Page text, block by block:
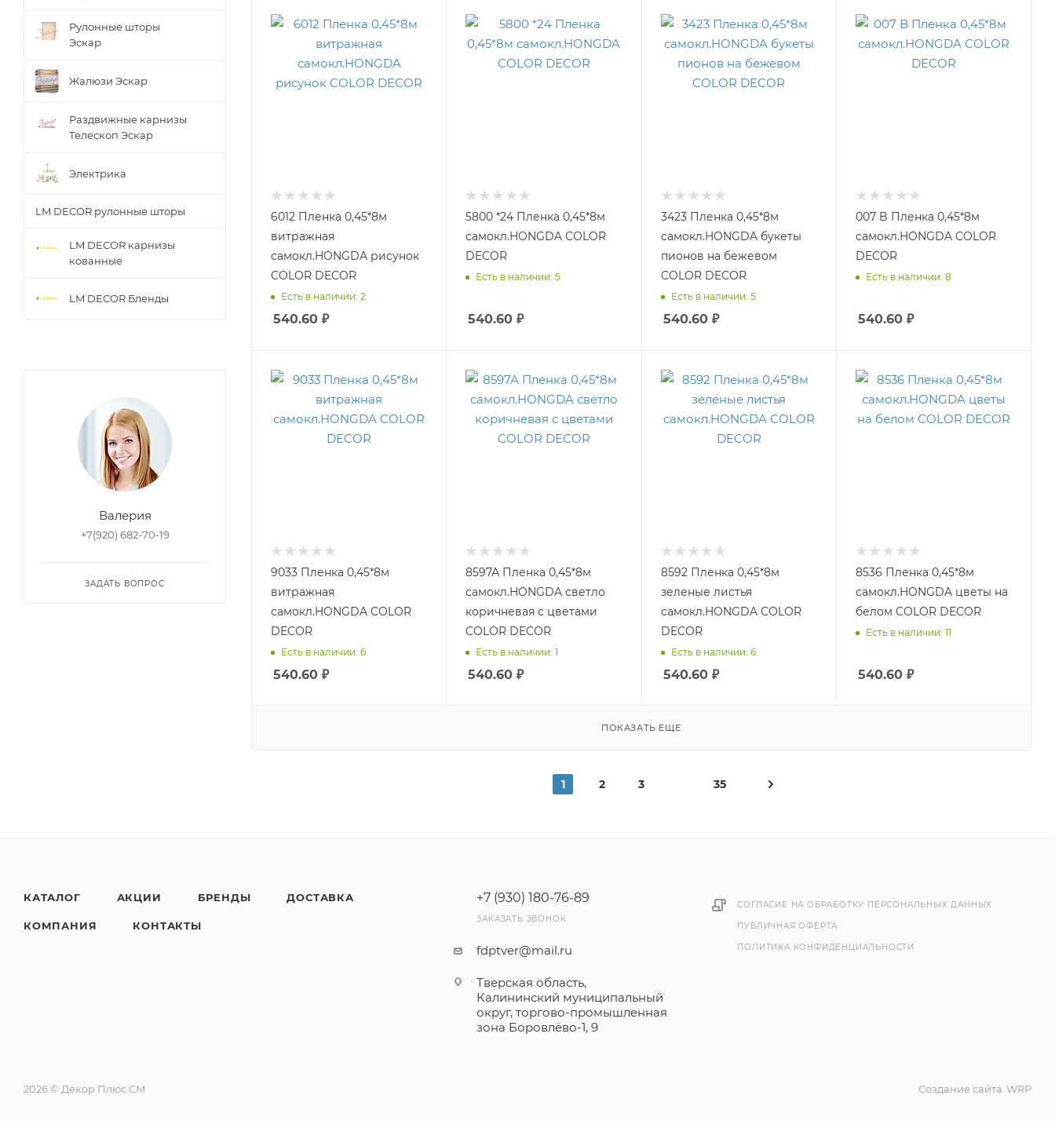
6012 Пленка 0,45*8м
витражная
самокл.HONGDA рисунок
COLOR DECOR
Есть в наличии: 2
540.60 ₽
5800 *24 Пленка 0,45*8м
самокл.HONGDA COLOR
DECOR
Есть в наличии: 5
540.60 ₽
3423 Пленка 0,45*8м
самокл.HONGDA букеты
пионов на бежевом
COLOR DECOR
Есть в наличии: 5
540.60₽
007 B Пленка 0,45*8м
самокл.HONGDA COLOR
DECOR
Есть в наличии: 8
540.60₽
9033 Пленка 0,45*8м
витражная
самокл.HONGDA COLOR
DECOR
Есть в наличии: 6
540.60 ₽
8597А Пленка 0,45*8м
самокл.HONGDA светло
коричневая с цветами
COLOR DECOR
Есть в наличии: 1
540.60 ₽
8592 Пленка 0,45*8м
зеленые листья
самокл.HONGDA COLOR
DECOR
Есть в наличии: 6
540.60₽
8536 Пленка 0,45*8м
самокл.HONGDA цветы на
белом COLOR DECOR
Есть в наличии: 11
540.60₽
ПОКАЗАТЬ ЕЩЕ
1 2 3 35
Рулонные шторы
Эскар
Жалюзи Эскар
Раздвижные карнизы
Телескоп Эскар
Электрика
LM DECOR рулонные шторы
LM DECOR карнизы
кованные
LM DECOR Бленды
Валерия
+7(920) 682-70-19
ЗАДАТЬ ВОПРОС
КАТАЛОГ АКЦИИ БРЕНДЫ ДОСТАВКА
КОМПАНИЯ КОНТАКТЫ
+7 (930) 180-76-89
ЗАКАЗАТЬ ЗВОНОК
fdptver@mail.ru
Тверская область,
Калининский муниципальный
округ, торгово-промышленная
зона Боровлёво-1, 9
СОГЛАСИЕ НА ОБРАБОТКУ ПЕРСОНАЛЬНЫХ ДАННЫХ
ПУБЛИЧНАЯ ОФЕРТА
ПОЛИТИКА КОНФИДЕНЦИАЛЬНОСТИ
2026 © Декор Плюс СМ Создание сайта WRP